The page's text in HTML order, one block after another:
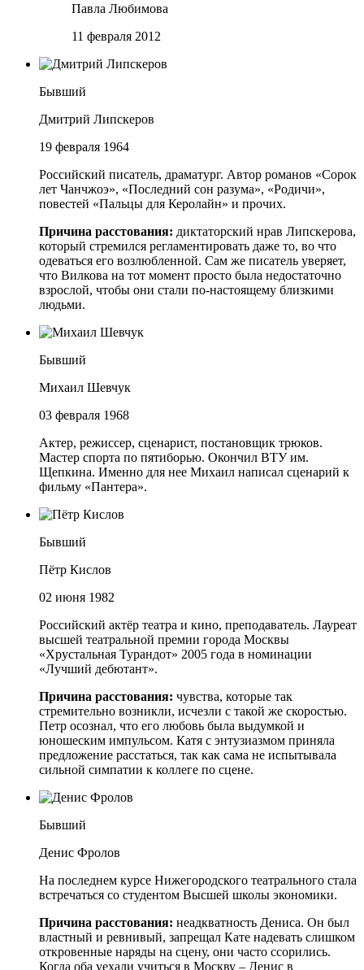
Павла Любимова
11 февраля 2012
Бывший
Дмитрий Липскеров
19 февраля 1964
Российский писатель, драматург. Автор романов «Сорок
лет Чанчжоэ», «Последний сон разума», «Родичи»,
повестей «Пальцы для Керолайн» и прочих.
Причина расстования: диктаторский нрав Липскерова,
который стремился регламентировать даже то, во что
одеваться его возлюбленной. Сам же писатель уверяет,
что Вилкова на тот момент просто была недостаточно
взрослой, чтобы они стали по-настоящему близкими
людьми.
Бывший
Михаил Шевчук
03 февраля 1968
Актер, режиссер, сценарист, постановщик трюков.
Мастер спорта по пятиборью. Окончил ВТУ им.
Щепкина. Именно для нее Михаил написал сценарий к
фильму «Пантера».
Бывший
Пётр Кислов
02 июня 1982
Российский актёр театра и кино, преподаватель. Лауреат
высшей театральной премии города Москвы
«Хрустальная Турандот» 2005 года в номинации
«Лучший дебютант».
Причина расстования: чувства, которые так
стремительно возникли, исчезли с такой же скоростью.
Петр осознал, что его любовь была выдумкой и
юношеским импульсом. Катя с энтузиазмом приняла
предложение расстаться, так как сама не испытывала
сильной симпатии к коллеге по сцене.
Бывший
Денис Фролов
На последнем курсе Нижегородского театрального стала
встречаться со студентом Высшей школы экономики.
Причина расстования: неадкватность Дениса. Он был
властный и ревнивый, запрещал Кате надевать слишком
откровенные наряды на сцену, они часто ссорились.
Когда оба уехали учиться в Москву – Денис в